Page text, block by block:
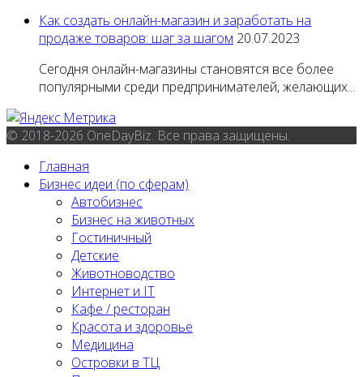
Как создать онлайн-магазин и заработать на
продаже товаров: шаг за шагом 20.07.2023
Сегодня онлайн-магазины становятся все более
популярными среди предпринимателей, желающих...
© 2018-2026 OneDayBiz. Все права защищены.
Главная
Бизнес идеи (по сферам)
Автобизнес
Бизнес на животных
Гостиничный
Детские
Животноводство
Интернет и IT
Кафе / ресторан
Красота и здоровье
Медицина
Островки в ТЦ